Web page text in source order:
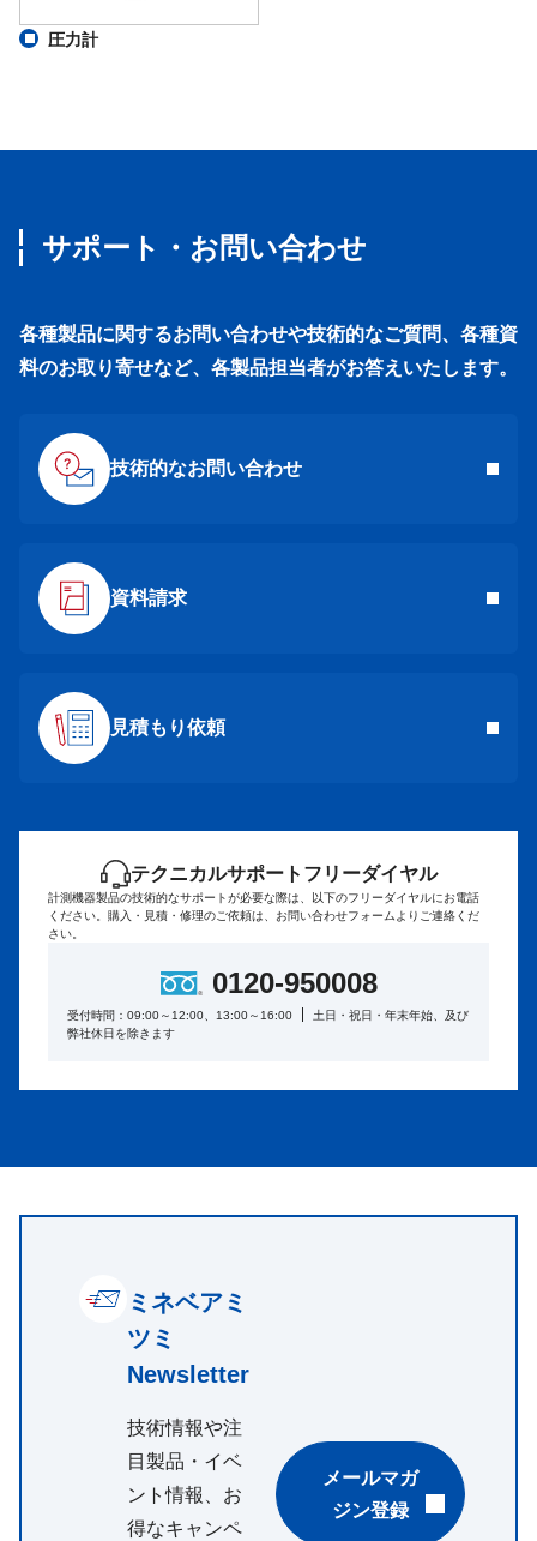
圧力計
サポート・お問い合わせ
各種製品に関するお問い合わせや技術的なご質問、各種資
料のお取り寄せなど、各製品担当者がお答えいたします。
技術的なお問い合わせ
資料請求
見積もり依頼
テクニカルサポートフリーダイヤル
計測機器製品の技術的なサポートが必要な際は、以下のフリーダイヤルにお電話
ください。 購入・見積・修理のご依頼は、お問い合わせフォームよりご連絡くだ
さい。
0120-950008
受付時間：09:00～12:00、13:00～16:00
土日・祝日・年末年始、及び
弊社休日を除きます
ミネベアミ
ツミ
Newsletter
技術情報や注
目製品・イベ
ント情報、お
得なキャンペ
メールマガ
ジン登録